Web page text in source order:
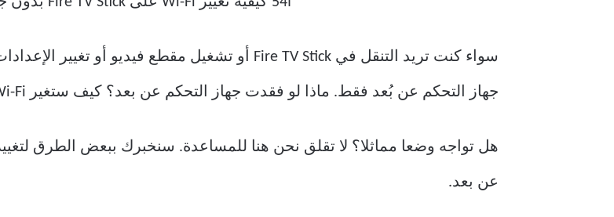
جهاز التحكم عن بُعد فقط. ماذا لو فقدت جهاز التحكم عن بعد؟ كيف ستغير Wi-Fi بدونها؟
عن بعد.